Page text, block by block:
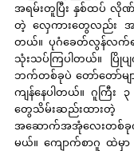
အရမ်းတူပြီး နှစ်ထပ် လို
တဲ့ လှေကားတွေလည်း အ
တယ်။ ပုဂံခေတ်လွန်လက်
သုံးသပ်ကြပါတယ်။ ပြိုပျ
ဘက်တစ်ခုပဲ တော်တော်မျာ
ကျန်နေပါတယ်။ ဂူကြီး
တွေသိမ်းဆည်းထာ
အဆောက်အအုံလေးတစ်
မယ်။ ကျောက်စာဂူ ထဲမှာ